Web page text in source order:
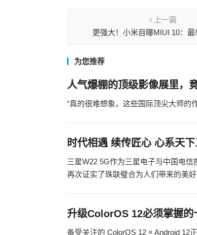
上一篇
更强大！小米自曝MIUI 10：最
为您推荐
人气爆棚的顶级影像展里，
“真的很难想象，这些国际顶尖大师的
时代相遇 续传匠心 心系天
三星W22 5G作为三星电子与中国电
再次证实了珠联璧合为人们带来的美
升级ColorOS 12必须掌握
备受关注的 ColorOS 12 × Android 12